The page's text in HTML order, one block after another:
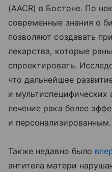
(AACR) в Бостоне. По
современные знания о
позволяют создавать
лекарства, которые
спроектировать.
что дальнейшее
и мультиспецифических
лечение рака более
и персонализированным.
Также недавно было
антитела матери